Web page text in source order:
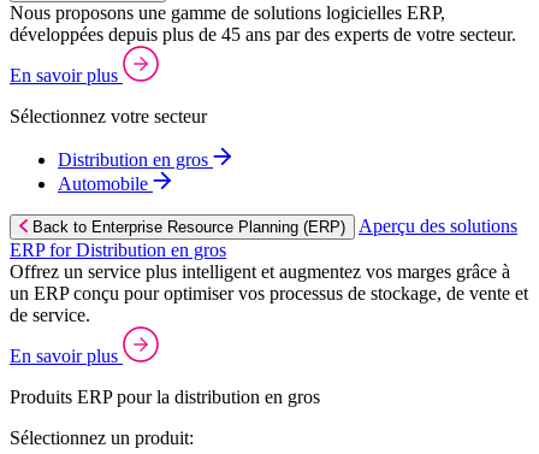
Nous proposons une gamme de solutions logicielles ERP,
développées depuis plus de 45 ans par des experts de votre secteur.
En savoir plus
Sélectionnez votre secteur
Distribution en gros
Automobile
Back to Enterprise Resource Planning (ERP)
Aperçu des solutions
ERP for Distribution en gros
Offrez un service plus intelligent et augmentez vos marges grâce à
un ERP conçu pour optimiser vos processus de stockage, de vente et
de service.
En savoir plus
Produits ERP pour la distribution en gros
Sélectionnez un produit: